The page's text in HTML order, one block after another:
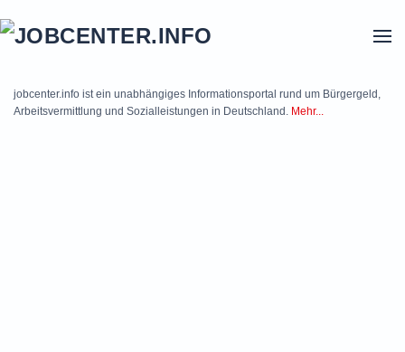
jobcenter.info ist ein unabhängiges Informationsportal rund um Bürgergeld,
Arbeitsvermittlung und Sozialleistungen in Deutschland. Mehr...